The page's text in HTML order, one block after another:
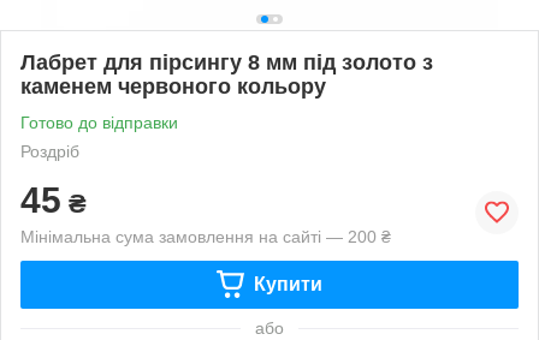
Лабрет для пірсингу 8 мм під золото з
каменем червоного кольору
Готово до відправки
Роздріб
45 ₴
Мінімальна сума замовлення на сайті — 200 ₴
Купити
або